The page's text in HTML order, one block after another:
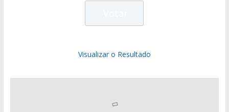
Visualizar o Resultado